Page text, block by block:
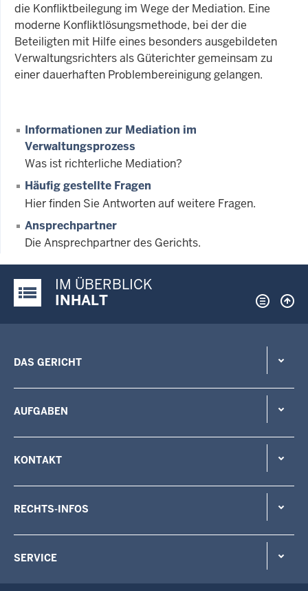
die Konfliktbeilegung im Wege der Mediation. Eine
moderne Konfliktlösungsmethode, bei der die
Beteiligten mit Hilfe eines besonders ausgebildeten
Verwaltungsrichters als Güterichter gemeinsam zu
einer dauerhaften Problembereinigung gelangen.
Informationen zur Mediation im
Verwaltungsprozess
Was ist richterliche Mediation?
Häufig gestellte Fragen
Hier finden Sie Antworten auf weitere Fragen.
Ansprechpartner
Die Ansprechpartner des Gerichts.
Justiz-Portal im Überblick:
IM ÜBERBLICK
INHALT
DAS GERICHT
AUFGABEN
KONTAKT
RECHTS-INFOS
SERVICE